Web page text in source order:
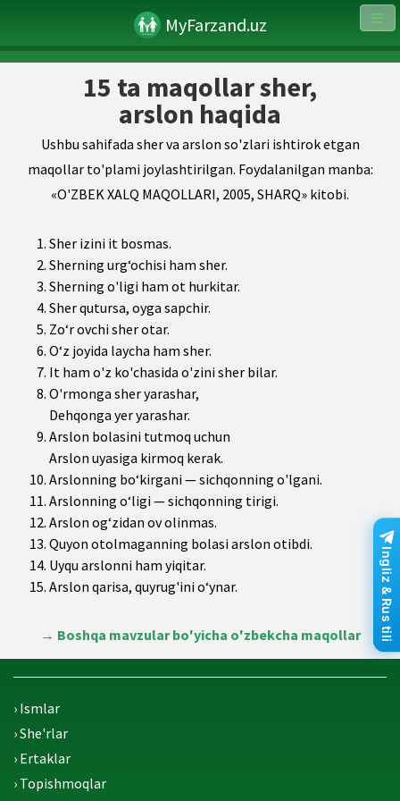
MyFarzand.uz
15 ta maqollar sher,
arslon haqida
Ushbu sahifada sher va arslon so'zlari ishtirok etgan
maqollar to'plami joylashtirilgan. Foydalanilgan manba:
«O'ZBEK XALQ MAQOLLARI, 2005, SHARQ» kitobi.
Sher izini it bosmas.
Sherning urg‘ochisi ham sher.
Sherning o'ligi ham ot hurkitar.
Sher qutursa, oyga sapchir.
Zo‘r ovchi sher otar.
O‘z joyida laycha ham sher.
It ham o'z ko'chasida o'zini sher bilar.
O'rmonga sher yarashar,
Dehqonga yer yarashar.
Arslon bolasini tutmoq uchun
Arslon uyasiga kirmoq kerak.
Arslonning bo‘kirgani — sichqonning o'lgani.
Arslonning o‘ligi — sichqonning tirigi.
Arslon og‘zidan ov olinmas.
Quyon otolmaganning bolasi arslon otibdi.
Uyqu arslonni ham yiqitar.
Arslon qarisa, quyrug'ini o‘ynar.
→ Boshqa mavzular bo'yicha o'zbekcha maqollar
› Ismlar
› She'rlar
› Ertaklar
› Topishmoqlar
Ingliz & Rus tili